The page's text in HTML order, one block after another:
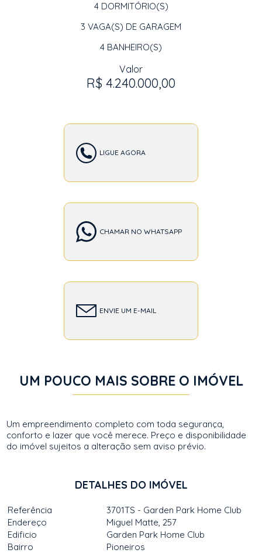
4DORMITÓRIO(S)
3 VAGA(S) DE GARAGEM
4 BANHEIRO(S)
Valor
R$ 4.240.000,00
LIGUE AGORA
CHAMAR NO WHATSAPP
ENVIE UM E-MAIL
UM POUCO MAIS SOBRE O IMÓVEL
Um empreendimento completo com toda segurança,
conforto e lazer que você merece. Preço e disponibilidade
do imóvel sujeitos a alteração sem aviso prévio.
DETALHES DO IMÓVEL
Referência
3701TS - Garden Park Home Club
Endereço
Miguel Matte, 257
Edificio
Garden Park Home Club
Bairro
Pioneiros